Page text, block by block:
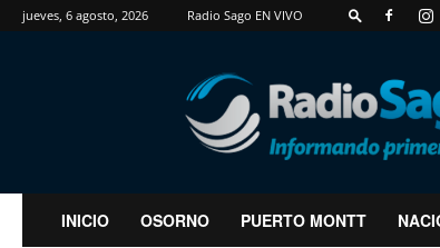
jueves, 6 agosto, 2026 Radio Sago EN VIVO
RadioSago
INICIO OSORNO PUERTO MONTT